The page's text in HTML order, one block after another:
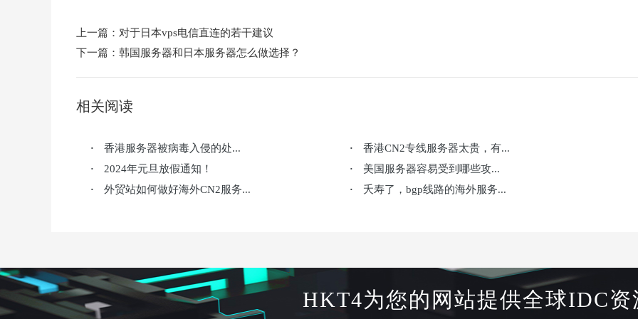
上一篇： 对于日本vps电信直连的若干建议
下一篇： 韩国服务器和日本服务器怎么做选择？
相关阅读
· 香港服务器被病毒入侵的处... · 香港CN2专线服务器太贵，有...
· 2024年元旦放假通知！ · 美国服务器容易受到哪些攻...
· 外贸站如何做好海外CN2服务... · 夭寿了，bgp线路的海外服务...
HKT4为您的网站提供全球IDC资